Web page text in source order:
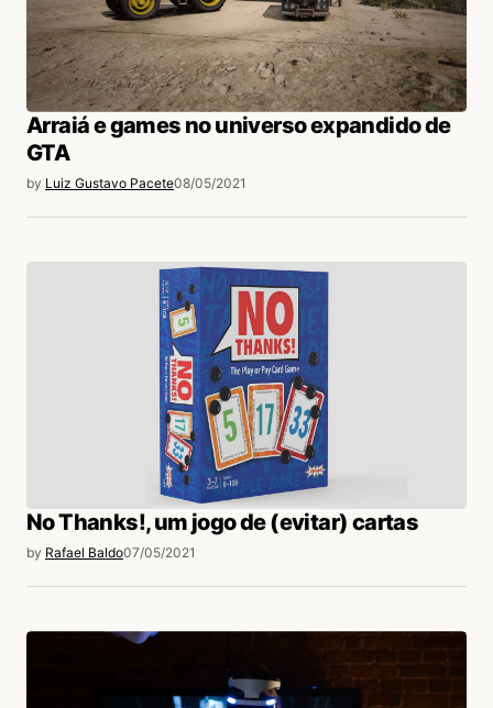
Arraiá e games no universo expandido de
GTA
by Luiz Gustavo Pacete08/05/2021
No Thanks!, um jogo de (evitar) cartas
by Rafael Baldo07/05/2021